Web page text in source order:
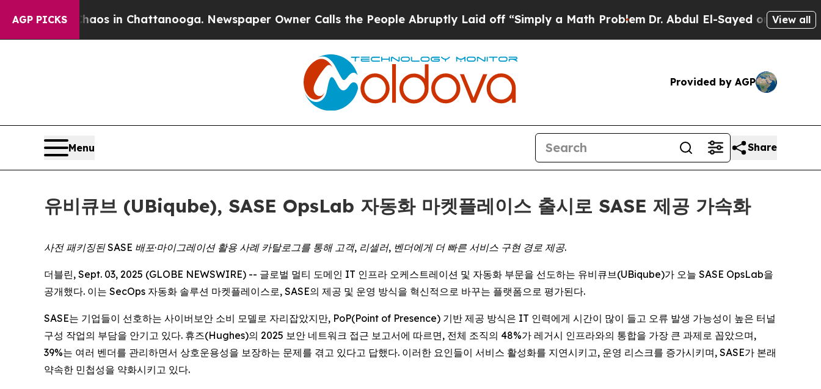
AGP PICKSChaos in Chattanooga. Newspaper Owner Calls the People Abruptly Laid off “Simply a Math ProblemDr. Abdul El-Sayed on HistoricView all
Provided by AGP
Menu Share
유비큐브 (UBiqube), SASE OpsLab 자동화 마켓플레이스 출시로 SASE 제공 가속화
사전 패키징된 SASE 배포·마이그레이션 활용 사례 카탈로그를 통해 고객, 리셀러, 벤더에게 더 빠른 서비스 구현 경로 제공.
더블린, Sept. 03, 2025 (GLOBE NEWSWIRE) -- 글로벌 멀티 도메인 IT 인프라 오케스트레이션 및 자동화 부문을 선도하는 유비큐브(UBiqube)가 오늘 SASE OpsLab을
공개했다. 이는 SecOps 자동화 솔루션 마켓플레이스로, SASE의 제공 및 운영 방식을 혁신적으로 바꾸는 플랫폼으로 평가된다.
SASE는 기업들이 선호하는 사이버보안 소비 모델로 자리잡았지만, PoP(Point of Presence) 기반 제공 방식은 IT 인력에게 시간이 많이 들고 오류 발생 가능성이 높은 터널
구성 작업의 부담을 안기고 있다. 휴즈(Hughes)의 2025 보안 네트워크 접근 보고서에 따르면, 전체 조직의 48%가 레거시 인프라와의 통합을 가장 큰 과제로 꼽았으며,
39%는 여러 벤더를 관리하면서 상호운용성을 보장하는 문제를 겪고 있다고 답했다. 이러한 요인들이 서비스 활성화를 지연시키고, 운영 리스크를 증가시키며, SASE가 본래
약속한 민첩성을 약화시키고 있다.